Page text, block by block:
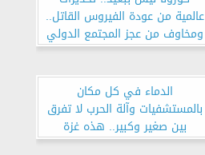
عالمية من عودة الفيروس القاتل..
ومخاوف من عجز المجتمع الدولي
مواجهته هذه المرة
الدماء في كل مكان
بالمستشفيات وآلة الحرب لا تفرق
بين صغير وكبير.. هذه غزة
المنكوبة